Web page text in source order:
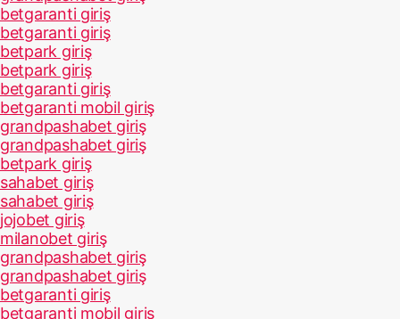
betgaranti giriş
betgaranti giriş
betpark giriş
betpark giriş
betgaranti giriş
betgaranti mobil giriş
grandpashabet giriş
grandpashabet giriş
betpark giriş
sahabet giriş
sahabet giriş
jojobet giriş
milanobet giriş
grandpashabet giriş
grandpashabet giriş
betgaranti giriş
betgaranti mobil giriş